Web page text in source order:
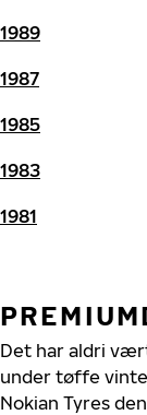
1989
1987
1985
1983
1981
Det har aldri
under tøffe
Nokian Tyres